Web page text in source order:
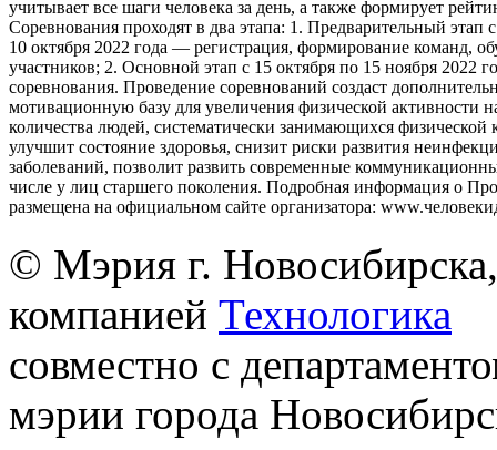
учитывает все шаги человека за день, а также формирует
Соревнования проходят в два этапа: 1. Предварительный этап
10 октября 2022 года — регистрация, формирование команд,
участников; 2. Основной этап с 15 октября по 15 ноября 2022
соревнования. Проведение соревнований создаст
мотивационную базу для увеличения физической активности
количества людей, систематически занимающихся физической
улучшит состояние здоровья, снизит риски развития
заболеваний, позволит развить современные
числе у лиц старшего поколения. Подробная информация о
размещена на официальном сайте организатора:
© Мэрия г.
компанией Технологика
совместно с
мэрии города